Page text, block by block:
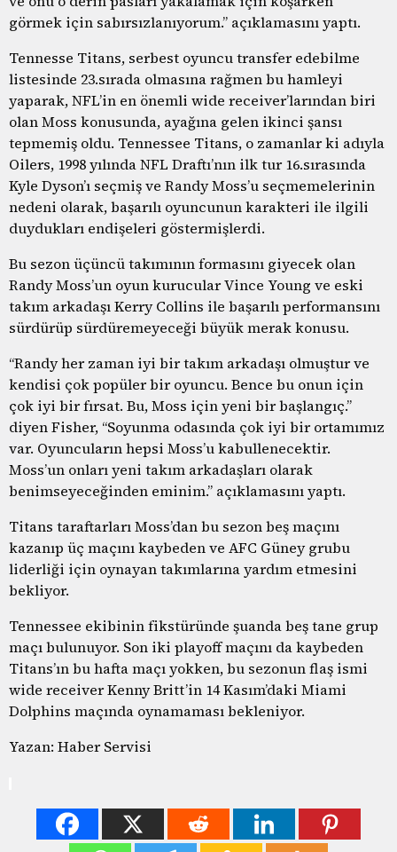
görmek için sabırsızlanıyorum.” açıklamasını yaptı.
Tennesse Titans, serbest oyuncu transfer edebilme
listesinde 23.sırada olmasına rağmen bu hamleyi
yaparak, NFL’in en önemli wide receiver’larından biri
olan Moss konusunda, ayağına gelen ikinci şansı
tepmemiş oldu. Tennessee Titans, o zamanlar ki adıyla
Oilers, 1998 yılında NFL Draftı’nın ilk tur 16.sırasında
Kyle Dyson’ı seçmiş ve Randy Moss’u seçmemelerinin
nedeni olarak, başarılı oyuncunun karakteri ile ilgili
duydukları endişeleri göstermişlerdi.
Bu sezon üçüncü takımının formasını giyecek olan
Randy Moss’un oyun kurucular Vince Young ve eski
takım arkadaşı Kerry Collins ile başarılı performansını
sürdürüp sürdüremeyeceği büyük merak konusu.
“Randy her zaman iyi bir takım arkadaşı olmuştur ve
kendisi çok popüler bir oyuncu. Bence bu onun için
çok iyi bir fırsat. Bu, Moss için yeni bir başlangıç.”
diyen Fisher, “Soyunma odasında çok iyi bir ortamımız
var. Oyuncuların hepsi Moss’u kabullenecektir.
Moss’un onları yeni takım arkadaşları olarak
benimseyeceğinden eminim.” açıklamasını yaptı.
Titans taraftarları Moss’dan bu sezon beş maçını
kazanıp üç maçını kaybeden ve AFC Güney grubu
liderliği için oynayan takımlarına yardım etmesini
bekliyor.
Tennessee ekibinin fikstüründe şuanda beş tane grup
maçı bulunuyor. Son iki playoff maçını da kaybeden
Titans’ın bu hafta maçı yokken, bu sezonun flaş ismi
wide receiver Kenny Britt’in 14 Kasım’daki Miami
Dolphins maçında oynamaması bekleniyor.
Yazan: Haber Servisi